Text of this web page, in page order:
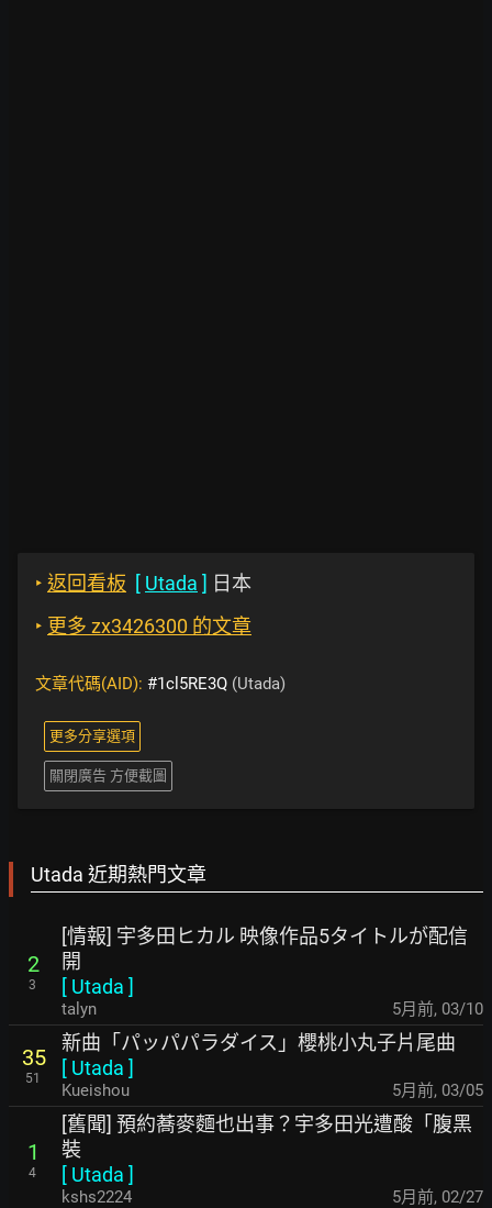
‣ 返回看板 [ Utada ] 日本
‣ 更多 zx3426300 的文章
文章代碼(AID): #1cl5RE3Q (Utada)
更多分享選項
關閉廣告 方便截圖
Utada 近期熱門文章
2
3
[情報] 宇多田ヒカル 映像作品5タイトルが配信
開
[ Utada ]
talyn 5月前, 03/10
35
51
新曲「パッパパラダイス」櫻桃小丸子片尾曲
[ Utada ]
Kueishou 5月前, 03/05
1
4
[舊聞] 預約蕎麥麵也出事？宇多田光遭酸「腹黑
裝
[ Utada ]
kshs2224 5月前, 02/27